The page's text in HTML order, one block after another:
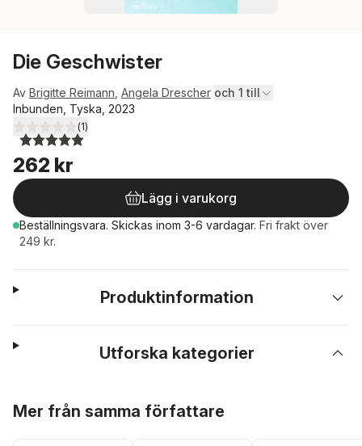
Die Geschwister
Av Brigitte Reimann Angela Drescher och 1 till
Inbunden, Tyska, 2023
5,0utav 5 stjärnor. Totalt antal röster:
(1)
262 kr
Lägg i varukorg
Beställningsvara. Skickas inom 3-6 vardagar. Fri frakt över
249 kr.
Produktinformation
Utforska kategorier
Mer från samma författare